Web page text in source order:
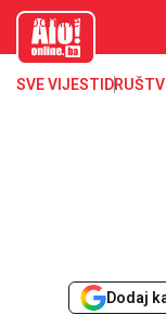
aloonline.b
SVE VIJESTI
Dodaj